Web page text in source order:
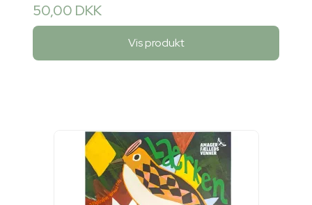
50,00 DKK
Vis produkt